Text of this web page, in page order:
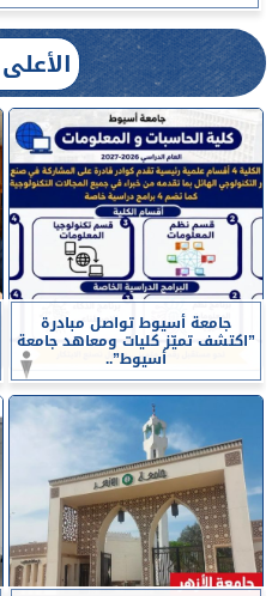
جامعة أسيوط تواصل مبادرة
”اكتشف تميّز كليات ومعاهد جامعة
أسيوط”..